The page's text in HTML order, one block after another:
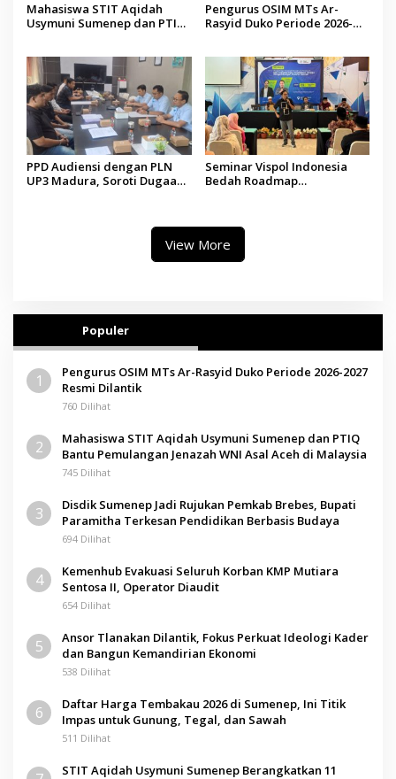
Mahasiswa STIT Aqidah
Usymuni Sumenep dan PTIQ
Pengurus OSIM MTs Ar-
Rasyid Duko Periode 2026-
PPD Audiensi dengan PLN
UP3 Madura, Soroti Dugaan
Seminar Vispol Indonesia
Bedah Roadmap
Jadi Kunci
View More
Populer
1
Pengurus OSIM MTs Ar-Rasyid Duko Periode 2026-2027
Resmi Dilantik
760 Dilihat
2
Mahasiswa STIT Aqidah Usymuni Sumenep dan PTIQ
Bantu Pemulangan Jenazah WNI Asal Aceh di Malaysia
745 Dilihat
3
Disdik Sumenep Jadi Rujukan Pemkab Brebes, Bupati
Paramitha Terkesan Pendidikan Berbasis Budaya
694 Dilihat
4
Kemenhub Evakuasi Seluruh Korban KMP Mutiara
Sentosa II, Operator Diaudit
654 Dilihat
5
Ansor Tlanakan Dilantik, Fokus Perkuat Ideologi Kader
dan Bangun Kemandirian Ekonomi
538 Dilihat
6
Daftar Harga Tembakau 2026 di Sumenep, Ini Titik
Impas untuk Gunung, Tegal, dan Sawah
511 Dilihat
STIT Aqidah Usymuni Sumenep Berangkatkan 11